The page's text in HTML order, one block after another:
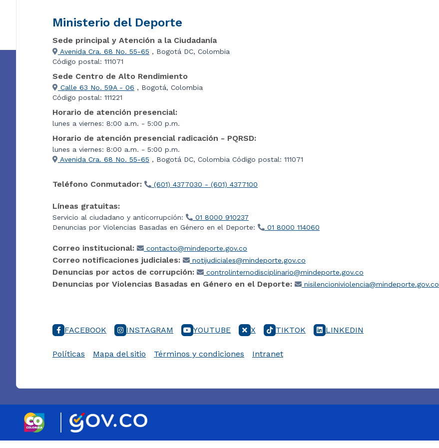
Ministerio del Deporte
Sede principal y Atención a la Ciudadanía
Avenida Cra. 68 No. 55-65 , Bogotá DC, Colombia
Código postal: 111071
Sede Centro de Alto Rendimiento
Calle 63 No. 59A - 06 , Bogotá, Colombia
Código postal: 111221
Horario de atención presencial:
lunes a viernes: 8:00 a.m. - 5:00 p.m.
Horario de atención presencial radicación - PQRSD:
lunes a viernes: 8:00 a.m. - 5:00 p.m.
Avenida Cra. 68 No. 55-65 , Bogotá DC, Colombia Código postal: 111071
Teléfono Conmutador: (601) 4377030 - (601) 4377100
Líneas gratuitas:
Servicio al ciudadano y anticorrupción:
01 8000 910237
Denuncias por Violencias Basadas en Género en el Deporte:
01 8000 114060
Correo institucional: contacto@mindeporte.gov.co
Correo notificaciones judiciales: notijudiciales@mindeporte.gov.co
Denuncias por actos de corrupción: controlinternodisciplinario@mindeporte.gov.co
Denuncias por Violencias Basadas en Género en el Deporte: nisilencioniviolencia@mindeporte.gov.co
FACEBOOK INSTAGRAM YOUTUBE X TIKTOK LINKEDIN
Políticas Mapa del sitio Términos y condiciones Intranet